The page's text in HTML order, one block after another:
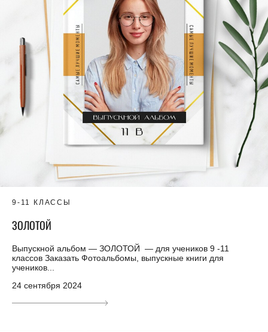
9-11 КЛАССЫ
ЗОЛОТОЙ
Выпускной альбом — ЗОЛОТОЙ — для учеников 9 -11
классов Заказать Фотоальбомы, выпускные книги для
учеников...
24 сентября 2024